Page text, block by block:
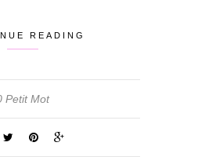
READING
Petit Mot